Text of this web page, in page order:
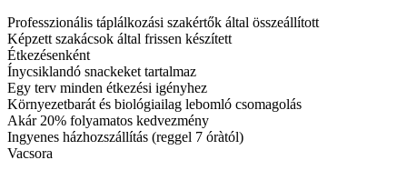
Professzionális táplálkozási szakértők által összeállított
Képzett szakácsok által frissen készített
Étkezésenként
Ínycsiklandó snackeket tartalmaz
Egy terv minden étkezési igényhez
Környezetbarát és biológiailag lebomló csomagolás
Akár 20% folyamatos kedvezmény
Ingyenes házhozszállítás (reggel 7 óràtól)
Vacsora